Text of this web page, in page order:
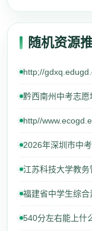
随机资源
http;//
黔西南州中考志
http//
2026年深圳市中
江苏科技大学教
福建省中学生综
540分左右能上什